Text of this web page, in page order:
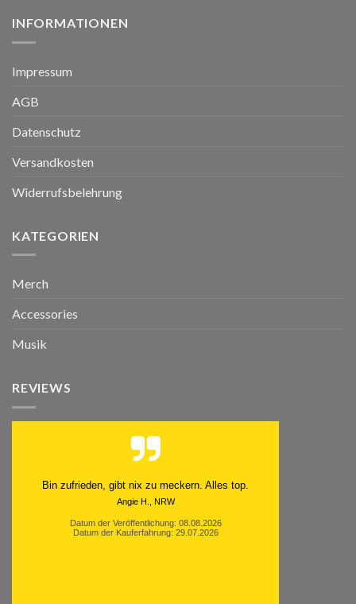
INFORMATIONEN
Impressum
AGB
Datenschutz
Versandkosten
Widerrufsbelehrung
KATEGORIEN
Merch
Accessories
Musik
REVIEWS
Bin zufrieden, gibt nix zu meckern. Alles top.
Angie H., NRW
Datum der Veröffentlichung: 08.08.2026
Datum der Kauferfahrung: 29.07.2026